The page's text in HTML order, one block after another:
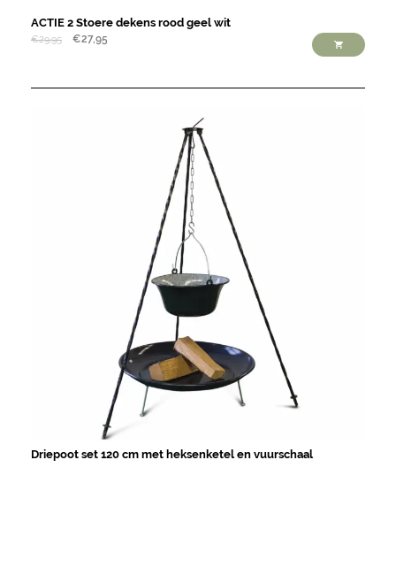
ACTIE 2 Stoere dekens rood geel wit
€29,95 €27,95
Driepoot set 120 cm met heksenketel en vuurschaal